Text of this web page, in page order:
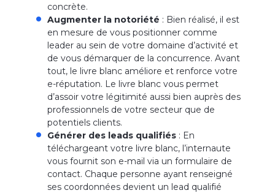
concrète.
Augmenter la notoriété : Bien réalisé, il est
en mesure de vous positionner comme
leader au sein de votre domaine d’activité et
de vous démarquer de la concurrence. Avant
tout, le livre blanc améliore et renforce votre
e-réputation. Le livre blanc vous permet
d’assoir votre légitimité aussi bien auprès des
professionnels de votre secteur que de
potentiels clients.
Générer des leads qualifiés: En
téléchargeant votre livre blanc, l’internaute
vous fournit son e-mail via un formulaire de
contact. Chaque personne ayant renseigné
ses coordonnées devient un lead qualifié